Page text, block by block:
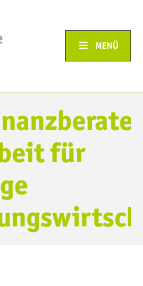
MENÜ
für